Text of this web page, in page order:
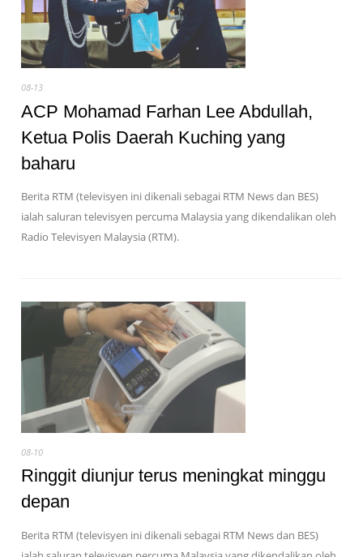
08-13
ACP Mohamad Farhan Lee Abdullah,
Ketua Polis Daerah Kuching yang
baharu
Berita RTM (televisyen ini dikenali sebagai RTM News dan BES)
ialah saluran televisyen percuma Malaysia yang dikendalikan oleh
Radio Televisyen Malaysia (RTM).
08-10
Ringgit diunjur terus meningkat minggu
depan
Berita RTM (televisyen ini dikenali sebagai RTM News dan BES)